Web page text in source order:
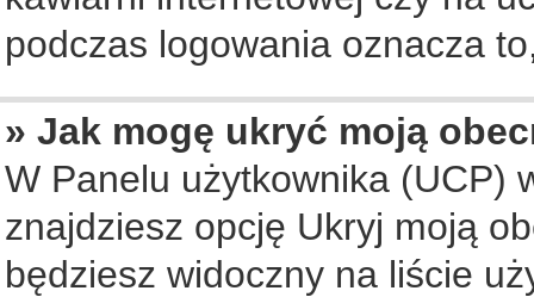
podczas logowania oznacza
» Jak mogę ukryć moją
W Panelu użytkownika (UCP)
znajdziesz opcję Ukryj moją
będziesz widoczny na liście